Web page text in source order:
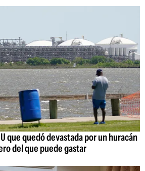
que quedó devastada por un huracán
del que puede gastar